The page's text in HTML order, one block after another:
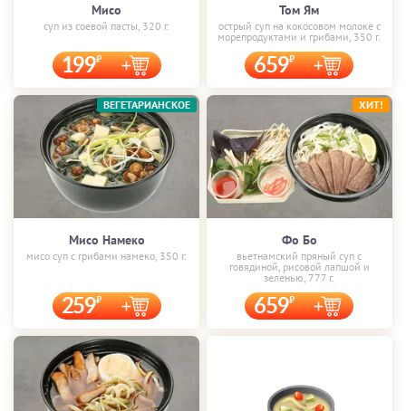
Мисо
суп из соевой пасты, 320 г.
199
Том Ям
острый суп на кокосовом молоке с
морепродуктами и грибами, 350 г.
659
Мисо Намеко
мисо суп с грибами намеко, 350 г.
259
ВЕГЕТАРИАНСКОЕ
Фо Бо
вьетнамский пряный суп с
говядиной, рисовой лапшой и
зеленью, 777 г.
659
ХИТ!